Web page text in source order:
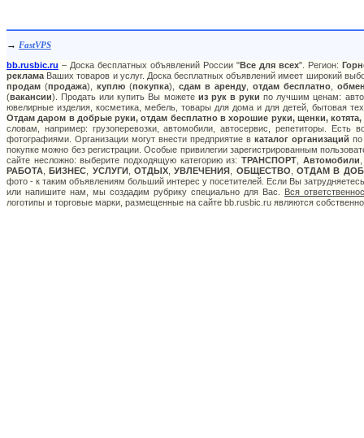
→ FastVPS
bb.rusbic.ru – Доска бесплатных объявлений России "Все для всех". Регион:
реклама Ваших товаров и услуг. Доска бесплатных объявлений имеет широкий
продам (продажа), куплю(покупка), сдам в аренду, отдам бесплатно,
(вакансии). Продать или купить Вы можете из рук в руки по лучшим ценам:
ювелирные изделия, косметика, мебель, товары для дома и для детей, бытовая
Отдам даром в добрые руки, отдам бесплатно в хорошие руки, щенки,
словам, например: грузоперевозки, автомобили, автосервис, репетиторы.
фотографиями. Организации могут внести предприятие в каталог организаций по
покупке можно без регистрации. Особые привилегии зарегистрированным
сайте несложно: выберите подходящую категорию из:ТРАНСПОРТ Автомобили
РАБОТА ,БИЗНЕС УСЛУГИ,ОТДЫХ ,УВЛЕЧЕНИЯ ОБЩЕСТВО ,ОТДАМ В
фото - к таким объявлениям больший интерес у посетителей. Если Вы
или напишите нам, мы создадим рубрику специально для Вас. Вся
логотипы и торговые марки, размещенные на сайте bb.rusbic.ru являются